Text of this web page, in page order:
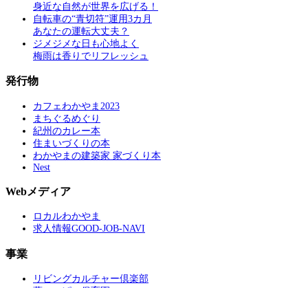
身近な自然が世界を広げる！
自転車の“青切符”運用3カ月
あなたの運転大丈夫？
ジメジメな日も心地よく
梅雨は香りでリフレッシュ
発行物
カフェわかやま2023
まちぐるめぐり
紀州のカレー本
住まいづくりの本
わかやまの建築家 家づくり本
Nest
Webメディア
ロカルわかやま
求人情報GOOD-JOB-NAVI
事業
リビングカルチャー倶楽部